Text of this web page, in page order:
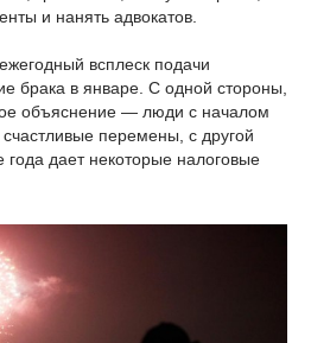
и нанять адвокатов.
всплеск подачи
брака в январе. С одной стороны,
объяснение — люди с началом
перемены, с другой
года дает некоторые налоговые